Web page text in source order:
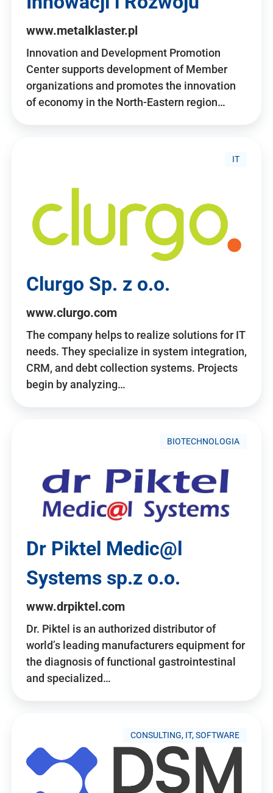
www.metalklaster.pl
Innovation and Development Promotion
Center supports development of Member
organizations and promotes the innovation
of economy in the North-Eastern region…
IT
Clurgo Sp. z o.o.
www.clurgo.com
The company helps to realize solutions for IT
needs. They specialize in system integration,
CRM, and debt collection systems. Projects
begin by analyzing…
BIOTECHNOLOGIA
Dr Piktel Medic@l
Systems sp.z o.o.
www.drpiktel.com
Dr. Piktel is an authorized distributor of
world’s leading manufacturers equipment for
the diagnosis of functional gastrointestinal
and specialized…
CONSULTING, IT, SOFTWARE